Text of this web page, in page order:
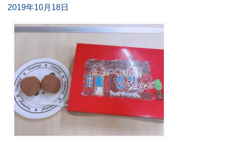
2019年10月18日